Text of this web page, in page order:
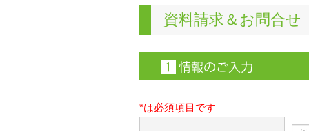
資料請求＆お問合せ
*は必須項目です